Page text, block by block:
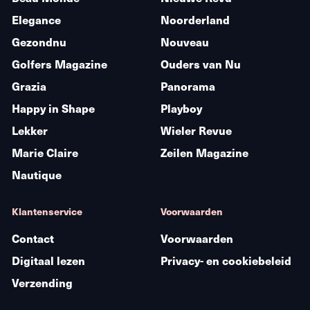
Elegance
Gezondnu
Golfers Magazine
Grazia
Happy in Shape
Lekker
Marie Claire
Nautique
Noorderland
Nouveau
Ouders van Nu
Panorama
Playboy
Wieler Revue
Zeilen Magazine
Klantenservice
Contact
Digitaal lezen
Verzending
Voorwaarden
Voorwaarden
Privacy- en cookiebeleid